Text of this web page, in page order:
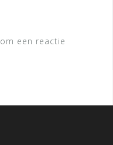
om een reactie